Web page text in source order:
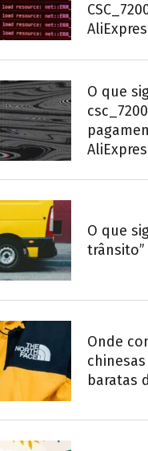
O que
O que
trânsito”
Onde
baratas